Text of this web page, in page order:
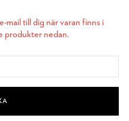
mail till dig när varan finns i
produkter nedan.